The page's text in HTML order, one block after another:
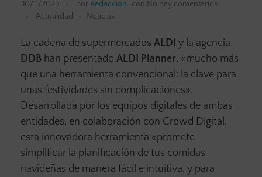
30/11/2023 por Redacción con No hay comentarios
Actualidad
Noticias
La cadena de supermercados ALDI y la agencia
DDB han presentado ALDI Planner, «mucho más
que una herramienta convencional: la clave para
unas festividades sin complicaciones».
Desarrollada por los equipos digitales de ambas
entidades, en colaboración con Crowd Digital,
esta innovadora herramienta «promete
simplificar la planificación de tus comidas
navideñas de manera fácil e intuitiva, y para